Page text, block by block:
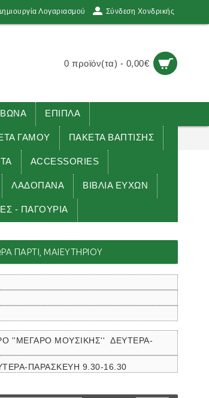
Λογαριασμού Σύνδεση Χονδρικής
0 προϊόν(τα) - 0,00€
ΕΠΙΠΛΑ
ΓΑΜΟΥ ΠΑΚΕΤΑ ΒΑΠΤΙΣΗΣ
ACCESSORIES
ΛΑΔΟΠΑΝΑ ΒΙΒΛΙΑ ΕΥΧΩΝ
- ΠΑΓΟΥΡΙΑ
μαιευτηρίου
ΠΆΡΤΙ, ΜΑΙΕΥΤΗΡΊΟΥ
''ΜΕΓΑΡΟ ΜΟΥΣΙΚΗΣ''
ΔΕΥΤΕΡΑ-
ΠΑΡΑΣΚΕΥΗ 9.30-16.30